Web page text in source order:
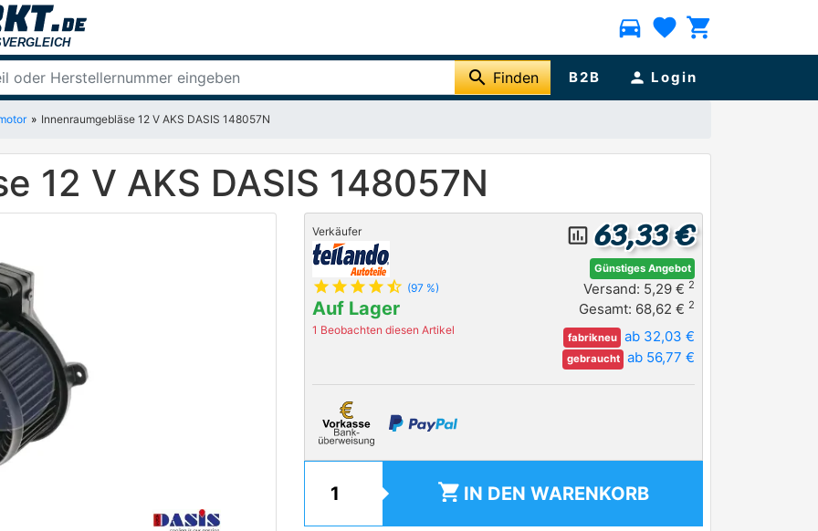
directions_car favorite shopping_cart
search Finden B2B person Login
Innenraumgebläse 12 V AKS DASIS 148057N
12 V AKS DASIS 148057N
Verkäufer
star star star star star_half (97 %)
Auf Lager
1 Beobachten diesen Artikel
insert_chart_outlined 63,33 €
Günstiges Angebot
Versand: 5,29 € 2
Gesamt: 68,62 € 2
fabrikneu ab 32,03 €
gebraucht ab 56,77 €
shopping_cart IN DEN WARENKORB